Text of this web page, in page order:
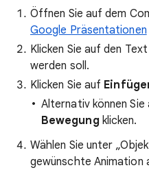
Öffnen Sie auf dem
Google Präsentationen
Klicken Sie auf den
werden soll.
Klicken Sie auf
Alternativ können
Bewegung klicken.
Wählen Sie unter
gewünschte Animation